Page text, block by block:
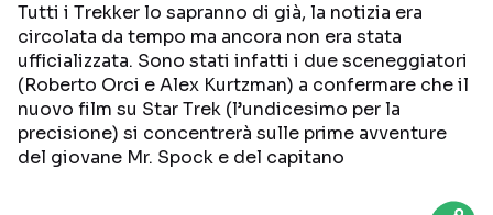
Categorie
NOTIZIE
CURIOSITÀ
RECENSIONI
TRAILER
BOX OFFICE
Tutti i Trekker lo sapranno di già, la notizia era
circolata da tempo ma ancora non era stata
ufficializzata. Sono stati infatti i due sceneggiatori
(Roberto Orci e Alex Kurtzman) a confermare che il
nuovo film su Star Trek (l’undicesimo per la
precisione) si concentrerà sulle prime avventure
del giovane Mr. Spock e del capitano